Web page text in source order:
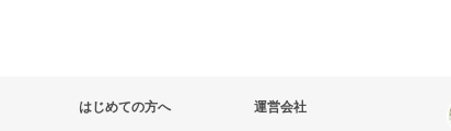
はじめての方へ 運営会社